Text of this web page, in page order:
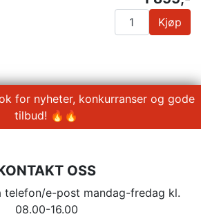
Kjøp
for nyheter, konkurranser og gode
tilbud! 🔥🔥
OSS
telefon/e-post mandag-fredag kl.
08.00-16.00